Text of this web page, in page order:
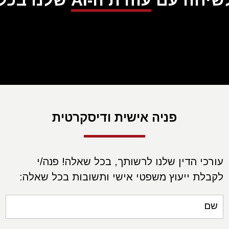
פניה אישית ודיסקרטית
עורכי הדין שלנו לרשותך, בכל שאלה! פנה/י
לקבלת ייעוץ משפטי אישי ותשובות בכל שאלה:
שם